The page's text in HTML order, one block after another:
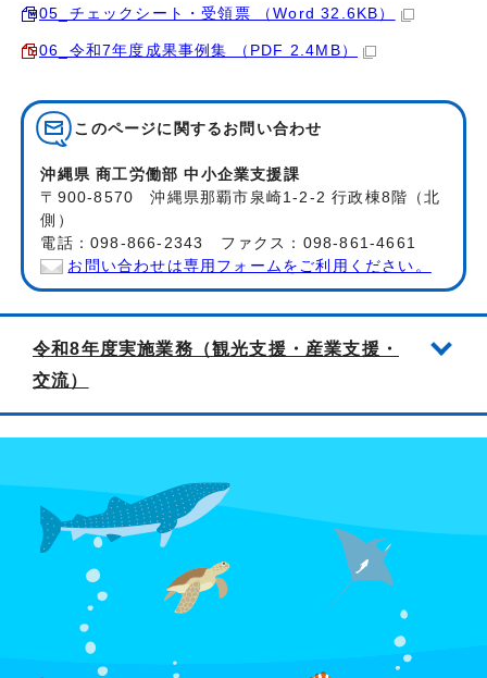
05_チェックシート・受領票 （Word 32.6KB）
06_令和7年度成果事例集 （PDF 2.4MB）
このページに関する お問い合わせ
沖縄県 商工労働部 中小企業支援課
〒900-8570 沖縄県那覇市泉崎1-2-2 行政棟8階（北
側）
電話：098-866-2343 ファクス：098-861-4661
お問い合わせは専用フォームをご利用ください。
令和8年度実施業務（観光支援・産業支援・
交流）